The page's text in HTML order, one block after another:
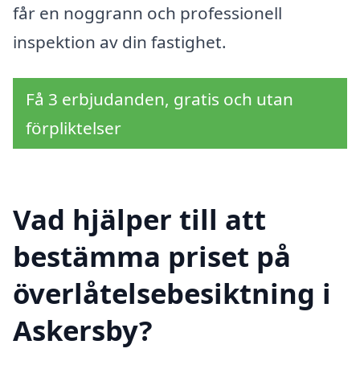
får en noggrann och professionell
inspektion av din fastighet.
Få 3 erbjudanden, gratis och utan
förpliktelser
Vad hjälper till att
bestämma priset på
överlåtelsebesiktning i
Askersby?